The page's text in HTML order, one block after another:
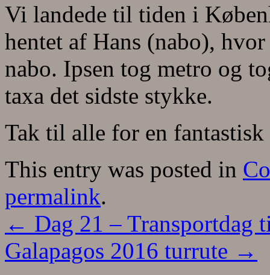
Vi landede til tiden i
hentet af Hans (nabo),
nabo. Ipsen tog metro og
taxa det sidste stykke.
Tak til alle for en
This entry was posted in
permalink.
← Dag 21 – Transportdag
Galapagos 2016 turrute →